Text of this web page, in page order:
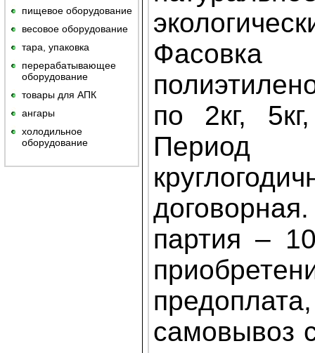
пищевое оборудование
весовое оборудование
тара, упаковка
перерабатывающее
оборудование
товары для АПК
ангары
холодильное
оборудование
по 2кг,
партия –
самовывоз